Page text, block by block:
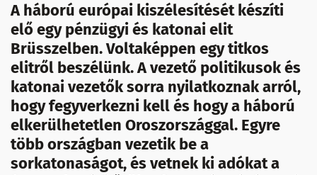
A háború európai kiszélesítését készíti
elő egy pénzügyi és katonai elit
Brüsszelben. Voltaképpen egy titkos
elitről beszélünk. A vezető politikusok és
katonai vezetők sorra nyilatkoznak arról,
hogy fegyverkezni kell és hogy a háború
elkerülhetetlen Oroszországgal. Egyre
több országban vezetik be a
sorkatonaságot, és vetnek ki adókat a